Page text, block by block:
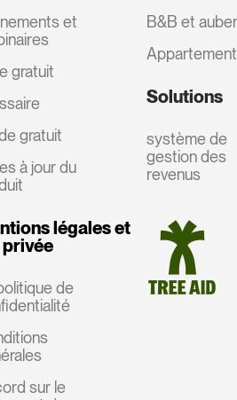
et
gratuit
gratuit
à jour du
légales et
de
sur le
B&B et
Solutions
système de
gestion des
revenus